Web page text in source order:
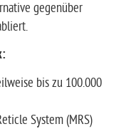
gegenüber
bis zu 100.000
System (MRS)